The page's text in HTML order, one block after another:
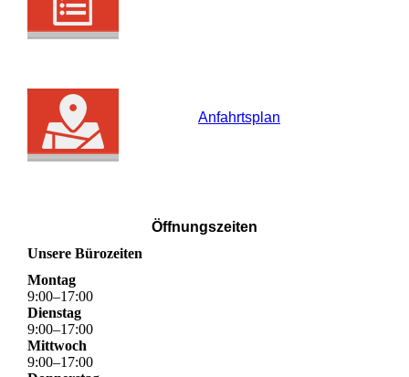
Anfahrtsplan
Öffnungszeiten
Unsere Bürozeiten
Montag
9:00–17:00
Dienstag
9:00–17:00
Mittwoch
9:00–17:00